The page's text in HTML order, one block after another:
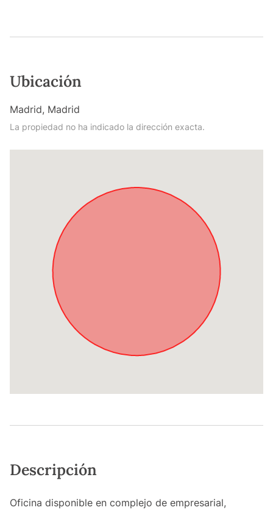
Ubicación
Madrid, Madrid
La propiedad no ha indicado la dirección exacta.
Descripción
Oficina disponible en complejo de empresarial,